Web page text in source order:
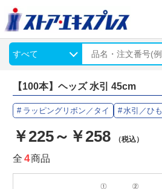
【100本】ヘッズ 水引 45cm
ラッピングリボン／タイ 水引／ひも
￥225～￥258 （税込）
全 4商品